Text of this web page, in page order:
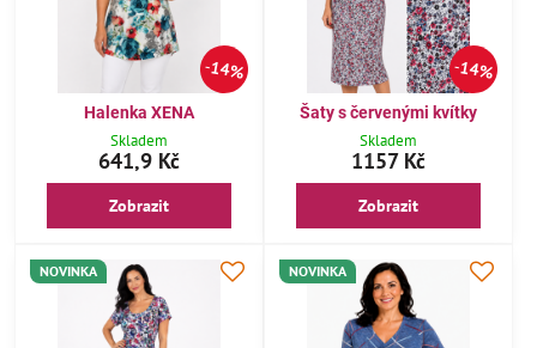
14%
Halenka XENA
Skladem
641,9 Kč
Zobrazit
14%
Šaty s červenými kvítky
Skladem
1157 Kč
Zobrazit
NOVINKA NOVINKA